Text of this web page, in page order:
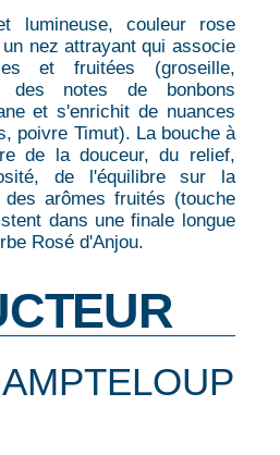
lumineuse, couleur rose
nez attrayant qui associe
et fruitées (groseille,
des notes de bonbons
et s'enrichit de nuances
poivre Timut). La bouche à
de la douceur, du relief,
de l'équilibre sur la
arômes fruités (touche
dans une finale longue
Rosé d'Anjou.